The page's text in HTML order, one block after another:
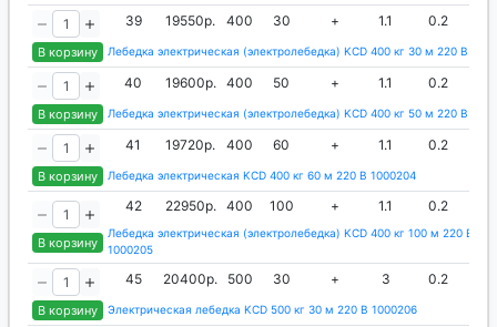
В корзину
39 19550р. 400 30 + 1.1 0.2
Лебедка электрическая (электролебедка) KCD 400 кг 30 м 220 В
В корзину
40 19600р. 400 50 + 1.1 0.2
Лебедка электрическая (электролебедка) KCD 400 кг 50 м 220 В
В корзину
41 19720р. 400 60 + 1.1 0.2
Лебедка электрическая KCD 400 кг 60 м 220 В 1000204
В корзину
42 22950р. 400 100 + 1.1 0.2
Лебедка электрическая (электролебедка) KCD 400 кг 100 м 220 В
1000205
В корзину
45 20400р. 500 30 + 3 0.2
Электрическая лебедка KCD 500 кг 30 м 220 В 1000206